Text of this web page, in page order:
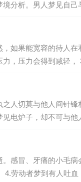
分析。男人梦见自
如果能宽容的待人
到狗咬我腿，在爱情方面选择的机
人切莫与他人间针
电炉子，却不可与
感冒、牙痛的小毛